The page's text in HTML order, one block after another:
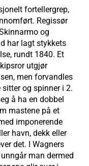
fortellergrep,
Regissør
og
har lagt stykkets
rundt 1840. Et
utgjør
men forvandles
og spinner i 2.
å ha en dobbel
mastene på et
imponerende
havn, dekk eller
det. I Wagners
man dermed